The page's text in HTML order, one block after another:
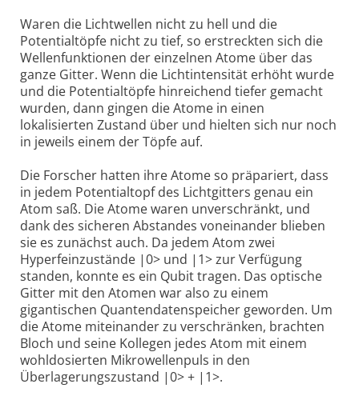
Waren die Lichtwellen nicht zu hell und die
Potentialtöpfe nicht zu tief, so erstreckten sich die
Wellenfunktionen der einzelnen Atome über das
ganze Gitter. Wenn die Lichtintensität erhöht wurde
und die Potentialtöpfe hinreichend tiefer gemacht
wurden, dann gingen die Atome in einen
lokalisierten Zustand über und hielten sich nur noch
in jeweils einem der Töpfe auf.
Die Forscher hatten ihre Atome so präpariert, dass
in jedem Potentialtopf des Lichtgitters genau ein
Atom saß. Die Atome waren unverschränkt, und
dank des sicheren Abstandes voneinander blieben
sie es zunächst auch. Da jedem Atom zwei
Hyperfeinzustände |0> und |1> zur Verfügung
standen, konnte es ein Qubit tragen. Das optische
Gitter mit den Atomen war also zu einem
gigantischen Quantendatenspeicher geworden. Um
die Atome miteinander zu verschränken, brachten
Bloch und seine Kollegen jedes Atom mit einem
wohldosierten Mikrowellenpuls in den
Überlagerungszustand |0> + |1>.